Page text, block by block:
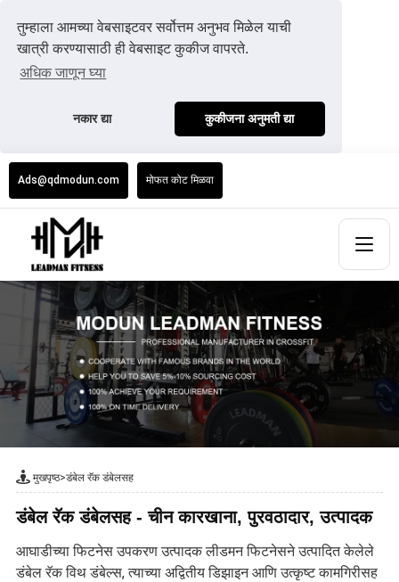
तुम्हाला आमच्या वेबसाइटवर सर्वोत्तम अनुभव मिळेल याची
खात्री करण्यासाठी ही वेबसाइट कुकीज वापरते.
अधिक जाणून घ्या
नकार द्या कुकीजना अनुमती द्या
Ads@qdmodun.com मोफत कोट मिळवा
मुखपृष्ठ>डंबेल रॅक डंबेलसह
डंबेल रॅक डंबेलसह - चीन कारखाना, पुरवठादार, उत्पादक
आघाडीच्या फिटनेस उपकरण उत्पादक लीडमन फिटनेसने उत्पादित केलेले
डंबेल रॅक विथ डंबेल्स, त्याच्या अद्वितीय डिझाइन आणि उत्कृष्ट कामगिरीसह